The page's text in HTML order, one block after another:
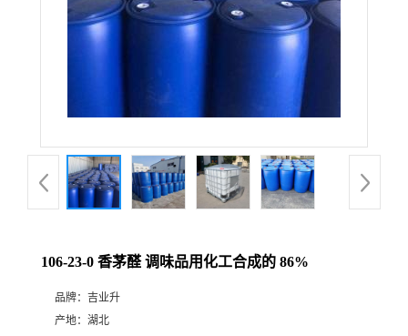
106-23-0 香茅醛 调味品用化工合成的 86%
品牌： 吉业升
产地： 湖北